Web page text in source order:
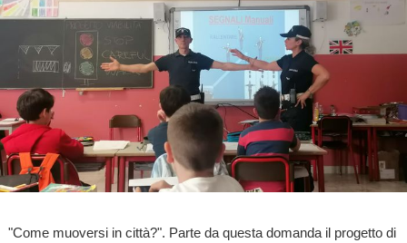
"Come muoversi in città?". Parte da questa domanda il progetto di